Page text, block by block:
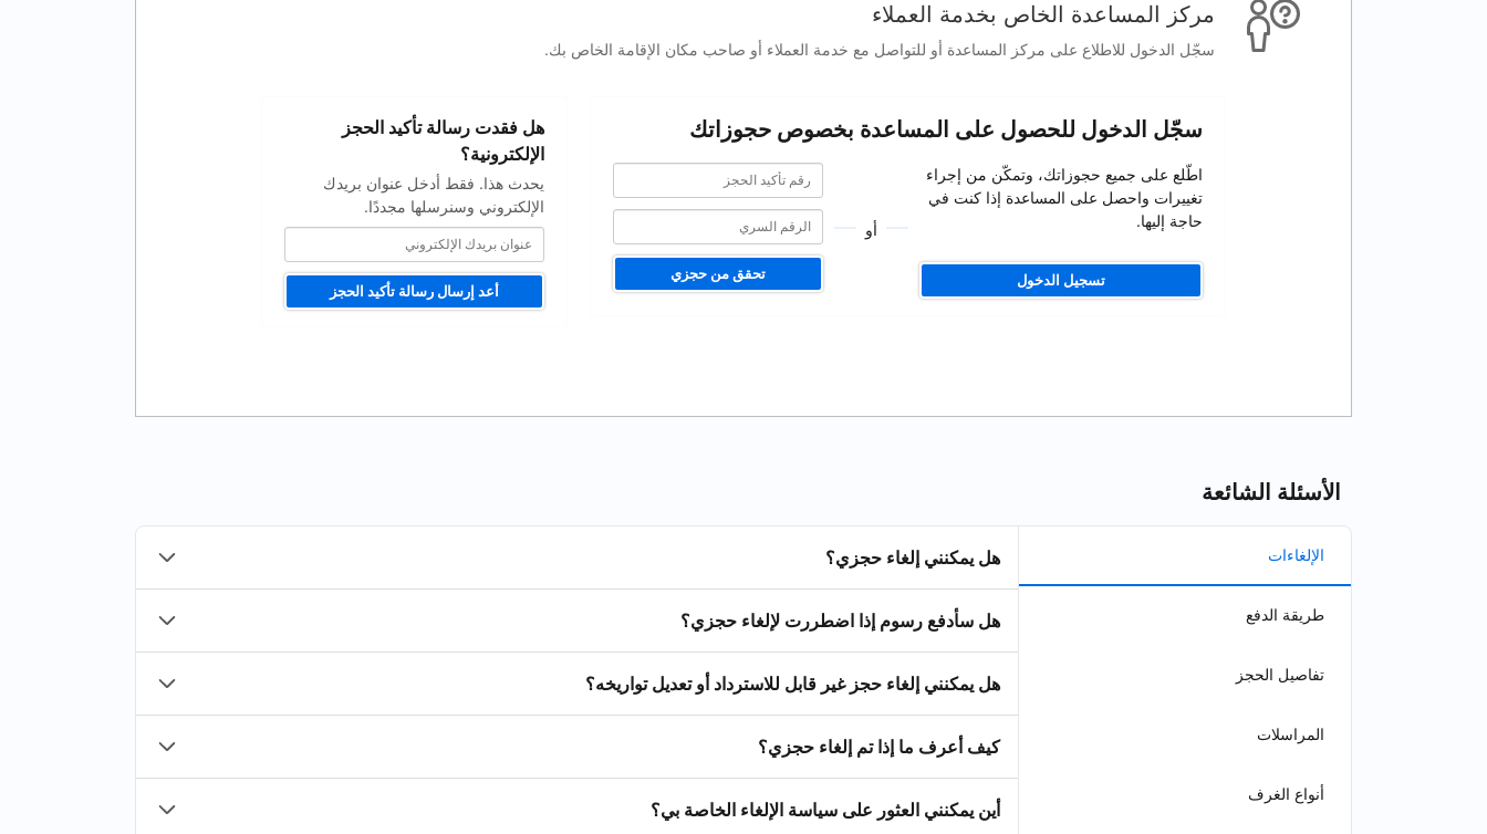
مركز المساعدة الخاص بخدمة العملاء
سجّل الدخول للاطلاع على مركز المساعدة أو للتواصل مع خدمة العملاء أو صاحب مكان الإقامة الخاص بك.
سجّل الدخول للحصول على المساعدة بخصوص حجوزاتك
اطّلع على جميع حجوزاتك، وتمكّن من إجراء
تغييرات واحصل على المساعدة إذا كنت في
حاجة إليها.
تسجيل الدخول
أو
تأكيد
الحجز
رقم
تأكيد
الحجز
تحقق من حجزي
هل فقدت رسالة تأكيد الحجز
الإلكترونية؟
يحدث هذا. فقط أدخل عنوان بريدك
الإلكتروني وسنرسلها مجددًا.
بريدك
الإلكتروني
أعد إرسال رسالة تأكيد الحجز
الأسئلة الشائعة
الإلغاءات
طريقة الدفع
تفاصيل الحجز
المراسلات
أنواع الغرف
هل يمكنني إلغاء حجزي؟
هل سأدفع رسوم إذا اضطررت لإلغاء حجزي؟
هل يمكنني إلغاء حجز غير قابل للاسترداد أو تعديل تواريخه؟
كيف أعرف ما إذا تم إلغاء حجزي؟
أين يمكنني العثور على سياسة الإلغاء الخاصة بي؟